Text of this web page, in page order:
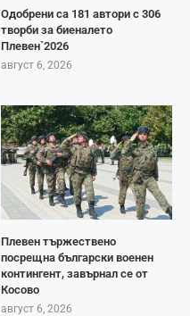
Одобрени са 181 автори с 306
творби за биеналето
Плевен`2026
август 6, 2026
Плевен тържествено
посрещна български военен
контингент, завърнал се от
Косово
август 6, 2026